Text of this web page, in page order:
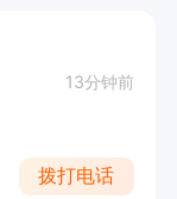
13分钟前
拨打电话